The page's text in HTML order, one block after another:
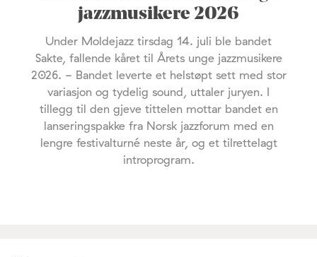
jazzmusikere 2026
Under Moldejazz tirsdag 14. juli ble bandet
Sakte, fallende kåret til Årets unge jazzmusikere
2026. - Bandet leverte et helstøpt sett med stor
variasjon og tydelig sound, uttaler juryen. I
tillegg til den gjeve tittelen mottar bandet en
lanseringspakke fra Norsk jazzforum med en
lengre festivalturné neste år, og et tilrettelagt
introprogram.